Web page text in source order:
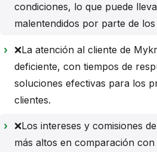
condiciones, lo que puede
malentendidos por parte de
❌La atención al cliente de
deficiente, con tiempos de
soluciones efectivas para los
clientes.
❌Los intereses y comisiones
más altos en comparación